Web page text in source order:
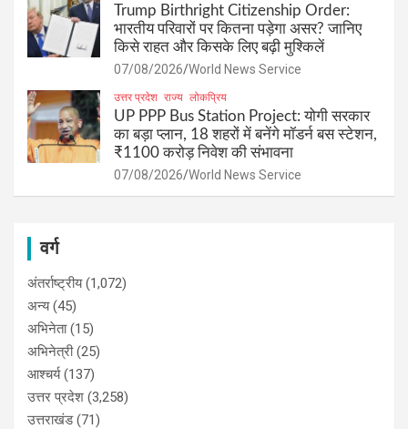
Trump Birthright Citizenship Order:
भारतीय परिवारों पर कितना पड़ेगा असर? जानिए
किसे राहत और किसके लिए बढ़ी मुश्किलें
07/08/2026 World News Service
उत्तर प्रदेश राज्य लोकप्रिय
UP PPP Bus Station Project: योगी सरकार
का बड़ा प्लान, 18 शहरों में बनेंगे मॉडर्न बस स्टेशन,
₹1100 करोड़ निवेश की संभावना
07/08/2026 World News Service
वर्ग
अंतर्राष्ट्रीय(1,072)
अन्य(45)
अभिनेता(15)
अभिनेत्री(25)
आश्चर्य(137)
उत्तर प्रदेश (3,258)
उत्तराखंड(71)